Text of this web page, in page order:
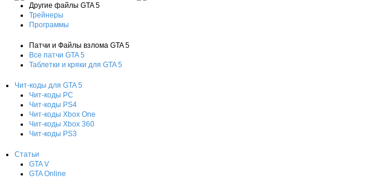
Другие файлы GTA 5
Трейнеры
Программы
Патчи и Файлы взлома GTA 5
Все патчи GTA 5
Таблетки и кряки для GTA 5
Чит-коды для GTA 5
Чит-коды PC
Чит-коды PS4
Чит-коды Xbox One
Чит-коды Xbox 360
Чит-коды PS3
Статьи
GTA V
GTA Online